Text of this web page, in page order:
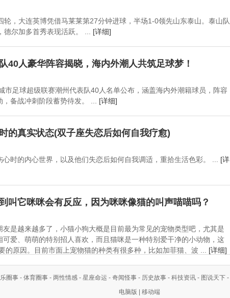
轮，大连英博凭借马莱莱第27分钟进球，半场1-0领先山东泰山。泰山队
德尔加多首秀表现活跃。 ... [详细]
40人豪华阵容揭晓，海内外潮人共筑足球梦！
市足球超级联赛潮州代表队40人名单公布，涵盖海内外潮籍球员，阵容
，备战冲刺阶段蓄势待发。 ... [详细]
的真实状态(双子座失恋后如何自我疗愈)
心时的内心世界，以及他们失恋后如何自我调适，重拾生活色彩。 ... [详
叫它咪咪会有反应，因为咪咪像猫的叫声喵喵吗？
友是越来越多了，小猫小狗大概是目前最为常见的宠物类型吧，尤其是
可爱、萌萌的特别招人喜欢，而且猫咪是一种特别爱干净的小动物，这
的原因。目前市面上宠物猫的种类有很多种，比如加菲猫、波 ... [详细]
圈事 - 体育圈事 - 两性情感 - 星座命运 - 奇闻怪事 - 历史故事 - 科技资讯 - 图说天下 -
电脑版
移动端